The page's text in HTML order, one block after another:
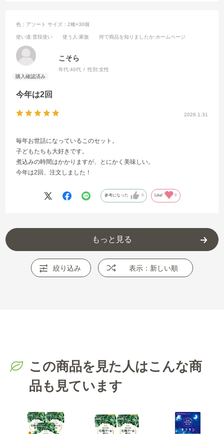
2026.1.31
今年は2回
色：アソート サイズ：2種×30個
使い道:普段使い 使う人 :家族 何で商品を知りましたか:ホームページ
こそら
年代:40代 性別:女性
毎年お世話になっているこのセット。
子どもたちも大好きです。
煮込みの時間はかかりますが、とにかく美味しい。
今年は2回、注文しました！
参考になった 0 Like! 0
もっと見る
絞り込み 表示：新しい順
この商品を見た人はこんな商
品も見ています